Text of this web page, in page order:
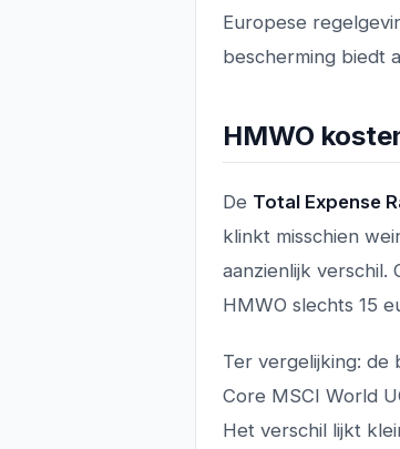
Europese
bescherming biedt
HMWO
De Total Expense
klinkt misschien
aanzienlijk verschil.
HMWO slechts 15
Ter vergelijking: de
Core MSCI World
Het verschil lijkt